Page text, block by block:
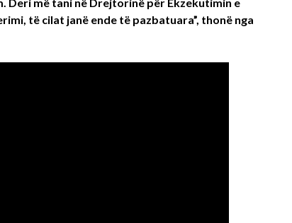
të cilat janë ende të pazbatuara”, thonë nga